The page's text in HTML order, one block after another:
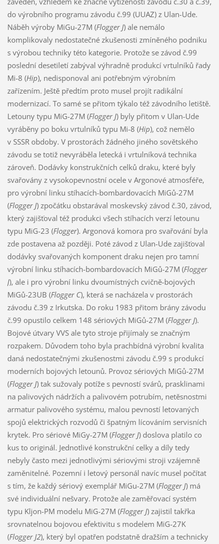
do výrobního programu závodu č.99 (UUAZ) z Ulan-Ude.
Náběh výroby MiGu-27M (Flogger J) ale nemálo
komplikovaly nedostatečné zkušenosti zmíněného podniku
s výrobou techniky této kategorie. Protože se závod č.99
poslední desetiletí zabýval výhradně produkcí vrtulníků řady
Mi-8 (Hip), nedisponoval ani potřebným výrobním
zařízením. Ještě předtím proto musel projít radikální
modernizací. To samé se přitom týkalo též závodního letiště.
Letouny typu MiG-27M (Flogger J) byly přitom v Ulan-Ude
vyráběny po boku vrtulníků typu Mi-8 (Hip), což nemělo
v SSSR obdoby. V prostorách žádného jiného sovětského
závodu se totiž nevyráběla letecká i vrtulníková technika
zároveň. Dodávky konstrukčních celků draku, které byly
svařovány z vysokopevnostní ocele v Argonové atmosféře,
pro výrobní linku stíhacích-bombardovacích MiGů-27M
(Flogger J) zpočátku obstarával moskevský závod č.30, závod,
který zajišťoval též produkci všech stíhacích verzí letounu
typu MiG-23 (Flogger). Argonová komora pro svařování byla
zde postavena až později. Poté závod z Ulan-Ude zajišťoval
dodávky svařovaných komponent draku nejen pro tamní
výrobní linku stíhacích-bombardovacích MiGů-27M (Flogger
J), ale i pro výrobní linku dvoumístných cvičně-bojových
MiGů-23UB (Flogger C), která se nacházela v prostorách
závodu č.39 z Irkutska. Do roku 1983 přitom brány závodu
č.99 opustilo celkem 148 sériových MiGů-27M (Flogger J).
Bojové útvary VVS ale tyto stroje přijímaly se značným
rozpakem. Důvodem toho byla prachbídná výrobní kvalita
daná nedostatečnými zkušenostmi závodu č.99 s produkcí
moderních bojových letounů. Provoz sériových MiGů-27M
(Flogger J) tak sužovaly potíže s pevností svárů, prasklinami
na palivových nádržích a palivovém potrubím, netěsnostmi
armatur palivového systému, malou pevností letovaných
spojů elektrických rozvodů či špatným lícováním servisních
krytek. Pro sériové MiGy-27M (Flogger J) doslova platilo co
kus to originál. Jednotlivé konstrukční celky a díly tedy
nebyly často mezi jednotlivými sériovými stroji vzájemně
zaměnitelné. Pozemní i letový personál navíc musel počítat
s tím, že každý sériový exemplář MiGu-27M (Flogger J) má
své individuální nešvary. Protože ale zaměřovací systém
typu Kljon-PM modelu MiG-27M (Flogger J) zajistil takřka
srovnatelnou bojovou efektivitu s modelem MiG-27K
(Flogger J2), který byl opatřen podstatně dražším a technicky